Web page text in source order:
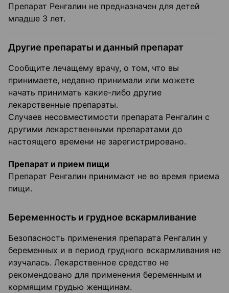
Препарат Ренгалин не предназначен для детей
младше 3 лет.
Другие препараты и данный препарат
Сообщите лечащему врачу, о том, что вы
принимаете, недавно принимали или можете
начать принимать какие-либо другие
лекарственные препараты.
Случаев несовместимости препарата Ренгалин с
другими лекарственными препаратами до
настоящего времени не зарегистрировано.
Препарат и прием пищи
Препарат Ренгалин принимают не во время приема
пищи.
Беременность и грудное вскармливание
Безопасность применения препарата Ренгалин у
беременных и в период грудного вскармливания не
изучалась. Лекарственное средство не
рекомендовано для применения беременным и
кормящим грудью женщинам.